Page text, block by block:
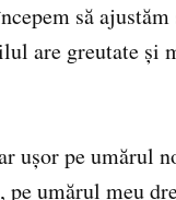
să
are greutate și
ușor pe umărul
pe umărul meu